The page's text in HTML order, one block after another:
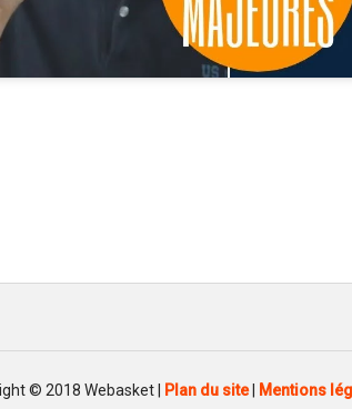
© 2018 Webasket | Plan du site| Mentions